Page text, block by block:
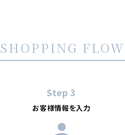
SHOPPING FLOW
Step 3
お客様情報を入力